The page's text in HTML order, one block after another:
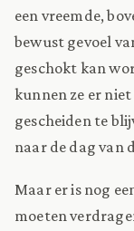
een vreemde,
bewust gevoel
geschokt kan
kunnen ze er
gescheiden te
naar de dag van
Maar er is nog
moeten